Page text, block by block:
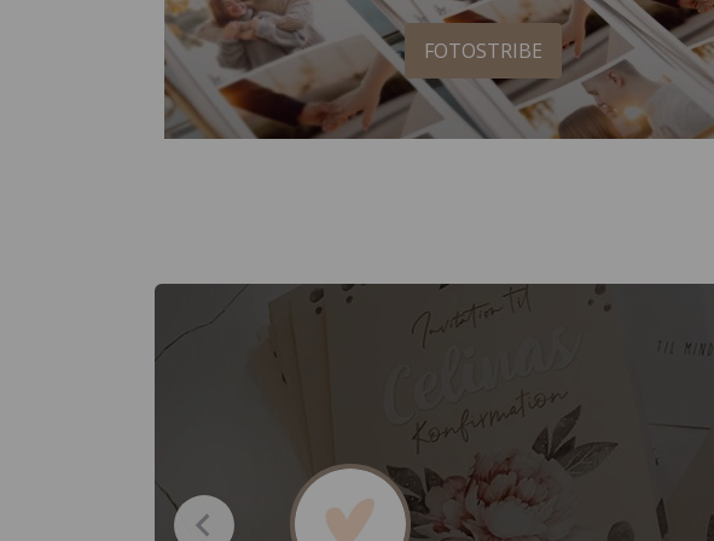
FOTOSTRIBE